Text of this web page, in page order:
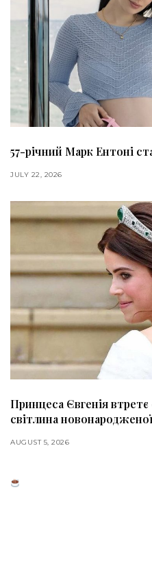
57-річний Марк Ентоні
JULY 22, 2026
Принцеса Євгенія
світлина
AUGUST 5, 2026